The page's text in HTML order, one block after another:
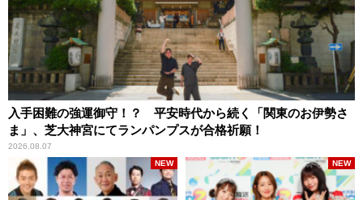
入手困難の強運御守！？ 平安時代から続く「関東のお伊勢さ
ま」、芝大神宮にてランパンプスが合格祈願！
2026.08.07
NEW NEW